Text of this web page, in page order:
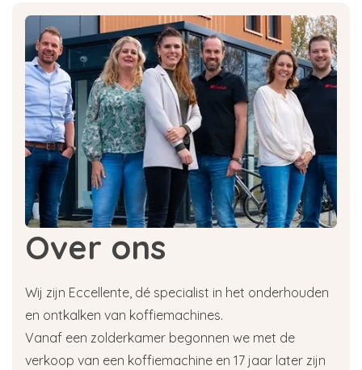
Over ons
Wij zijn Eccellente, dé specialist in het onderhouden
en ontkalken van koffiemachines.
Vanaf een zolderkamer begonnen we met de
verkoop van een koffiemachine en 17 jaar later zijn